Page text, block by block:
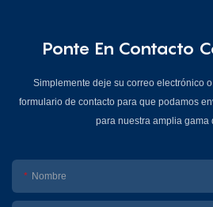
Ponte En Contacto
Simplemente deje su correo electrónico
formulario de contacto para que podamos
para nuestra amplia gama
Nombre